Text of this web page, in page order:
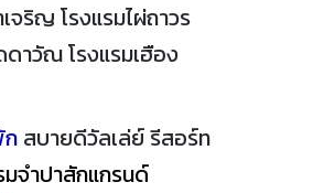
จริญ โรงแรมไผ่ถาวร
ดาวัณ โรงแรมเฮือง
สบายดีวัลเล่ย์ รีสอร์ท
มจำปาสักแกรนด์